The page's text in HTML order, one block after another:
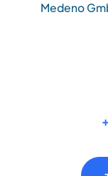
Medeno